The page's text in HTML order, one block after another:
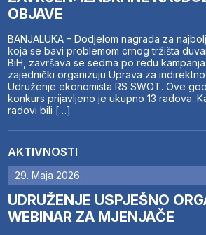
OBJAVE
BANJALUKA – Dodjelom nagrada za
koja se bavi problemom crnog tržišta
BiH, završava se sedma po redu
zajednički organizuju Uprava za
Udruženje ekonomista RS SWOT. Ove
konkurs prijavljeno je ukupno 13 radova.
radovi bili […]
AKTIVNOSTI
29. Maja 2026.
UDRUŽENJE USPJEŠNO
WEBINAR ZA MJENJAČE